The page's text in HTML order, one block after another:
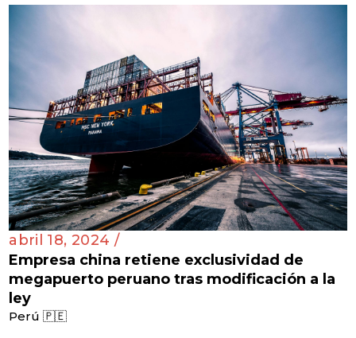
abril 18, 2024 /
Empresa china retiene exclusividad de
megapuerto peruano tras modificación a la
ley
Perú 🇵🇪